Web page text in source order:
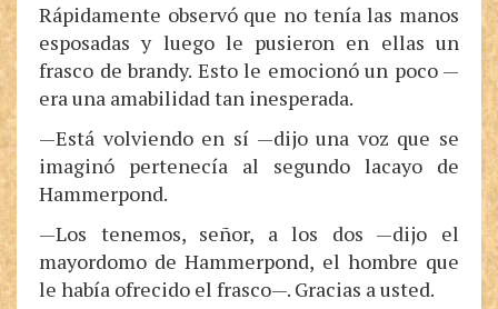
Rápidamente observó que no tenía las manos
esposadas y luego le pusieron en ellas un
frasco de brandy. Esto le emocionó un poco —
era una amabilidad tan inesperada.
—Está volviendo en sí —dijo una voz que se
imaginó pertenecía al segundo lacayo de
Hammerpond.
—Los tenemos, señor, a los dos —dijo el
mayordomo de Hammerpond, el hombre que
le había ofrecido el frasco—. Gracias a usted.